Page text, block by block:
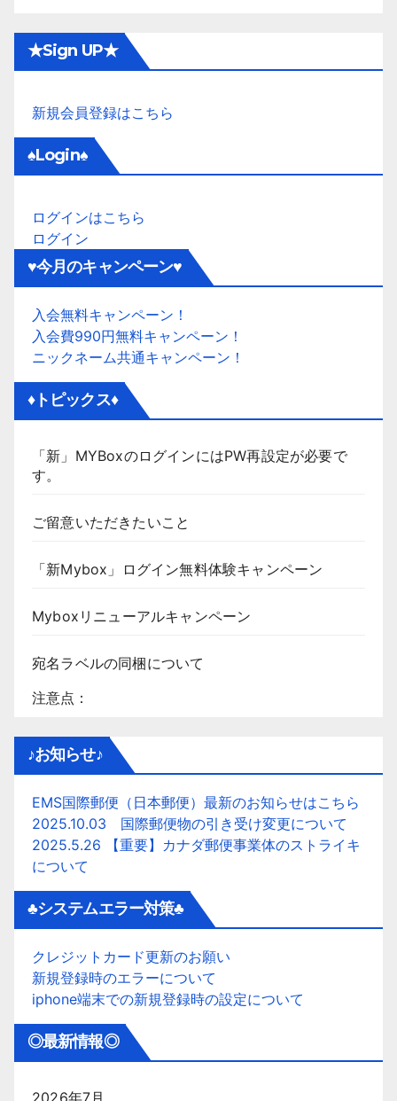
★Sign UP★
新規会員登録はこちら
♠Login♠
ログインはこちら
ログイン
♥今月のキャンペーン♥
入会無料キャンペーン！
入会費990円無料キャンペーン！
ニックネーム共通キャンペーン！
♦トピックス♦
「新」MYBoxのログインにはPW再設定が必要で
す。
ご留意いただきたいこと
「新Mybox」ログイン無料体験キャンペーン
Myboxリニューアルキャンペーン
宛名ラベルの同梱について
注意点：
♪お知らせ♪
EMS国際郵便（日本郵便）最新のお知らせはこちら
2025.10.03 国際郵便物の引き受け変更について
2025.5.26 【重要】カナダ郵便事業体のストライキ
について
♣システムエラー対策♣
クレジットカード更新のお願い
新規登録時のエラーについて
iphone端末での新規登録時の設定について
◎最新情報◎
2026年7月